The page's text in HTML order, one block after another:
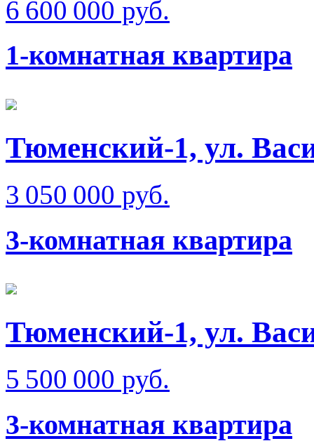
6 600 000 руб.
1-комнатная квартира
Тюменский-1, ул.
3 050 000 руб.
3-комнатная квартира
Тюменский-1, ул.
5 500 000 руб.
3-комнатная квартира